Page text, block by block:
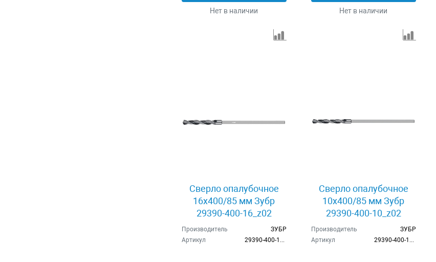
Нет в наличии Нет в наличии
Сверло опалубочное
16x400/85 мм Зубр
29390-400-16_z02
Производитель
ЗУБР
Артикул
29390-400-16_z02
Сверло опалубочное
10x400/85 мм Зубр
29390-400-10_z02
Производитель
ЗУБР
Артикул
29390-400-10_z02